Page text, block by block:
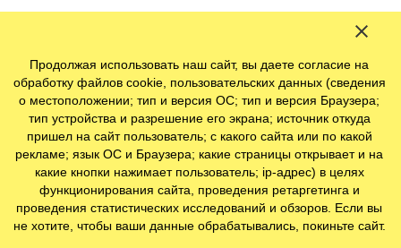
Магазины Финляндии
Что финны покупают из дома
Финские Prisma, Lidl и Citymarket – что
лучше?
Продолжая использовать наш сайт, вы даете согласие на
обработку файлов cookie, пользовательских данных (сведения
о местоположении; тип и версия ОС; тип и версия Браузера;
тип устройства и разрешение его экрана; источник откуда
пришел на сайт пользователь; с какого сайта или по какой
рекламе; язык ОС и Браузера; какие страницы открывает и на
какие кнопки нажимает пользователь; ip-адрес) в целях
функционирования сайта, проведения ретаргетинга и
проведения статистических исследований и обзоров. Если вы
не хотите, чтобы ваши данные обрабатывались, покиньте сайт.